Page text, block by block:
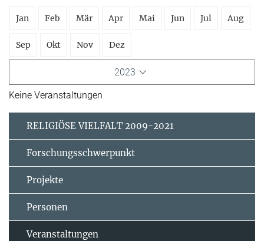
Jan Feb Mär Apr Mai Jun Jul Aug
Sep Okt Nov Dez
2023
Keine Veranstaltungen
RELIGIÖSE VIELFALT 2009-2021
Forschungsschwerpunkt
Projekte
Personen
Veranstaltungen